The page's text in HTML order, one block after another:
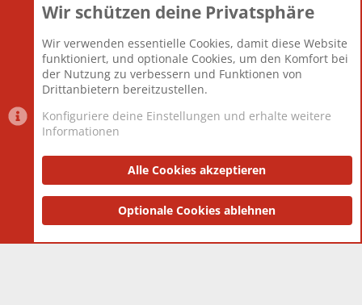
Themen
Mitglieder
12.426
Neuestes Mitglied
nabulamisika
Datenschutzerklärung Impressum
Community platform by XenForo® © 2010-2025 XenForo Ltd.
and add-ons by ThemeHouse
Wir schützen deine Privatsphäre
Wir verwenden essentielle Cookies, damit diese Website
funktioniert, und optionale Cookies, um den Komfort bei
der Nutzung zu verbessern und Funktionen von
Drittanbietern bereitzustellen.
Konfiguriere deine Einstellungen und erhalte weitere
Informationen
Alle Cookies akzeptieren
Optionale Cookies ablehnen